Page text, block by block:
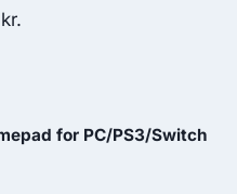
kr.
for PC/PS3/Switch